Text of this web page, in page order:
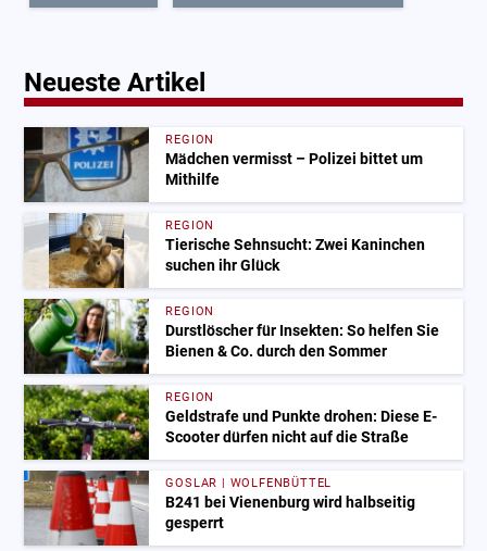
Neueste Artikel
REGION
Mädchen vermisst – Polizei bittet um
Mithilfe
REGION
Tierische Sehnsucht: Zwei Kaninchen
suchen ihr Glück
REGION
Durstlöscher für Insekten: So helfen Sie
Bienen & Co. durch den Sommer
REGION
Geldstrafe und Punkte drohen: Diese E-
Scooter dürfen nicht auf die Straße
GOSLAR | WOLFENBÜTTEL
B241 bei Vienenburg wird halbseitig
gesperrt